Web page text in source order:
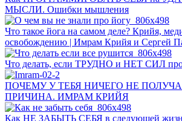
МЫСЛИ. Ошибки мышления
Что такое йога на самом деле? Крийя,
освобождению | Имрам Крийя и Сергей
Что делать, если ТРУДНО и НЕТ СИЛ
ПОЧЕМУ У ТЕБЯ НИЧЕГО НЕ
ПРИЧИНА. ИМРАМ КРИЙЯ
Как НЕ ЗАБЫТЬ СЕБЯ в следующей